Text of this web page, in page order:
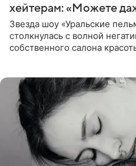
хейтерам: «Можете
Звезда шоу «Уральские
столкнулась с волной
собственного салона